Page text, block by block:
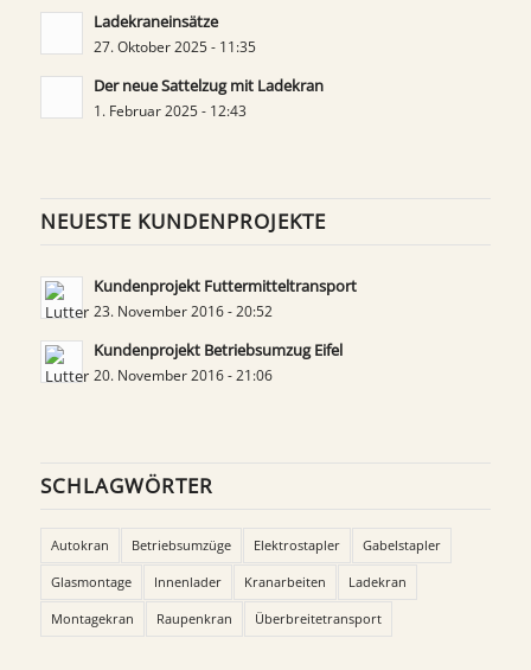
Ladekraneinsätze
27. Oktober 2025 - 11:35
Der neue Sattelzug mit Ladekran
1. Februar 2025 - 12:43
NEUESTE KUNDENPROJEKTE
Kundenprojekt Futtermitteltransport
23. November 2016 - 20:52
Kundenprojekt Betriebsumzug Eifel
20. November 2016 - 21:06
SCHLAGWÖRTER
Autokran Betriebsumzüge Elektrostapler Gabelstapler
Glasmontage Innenlader Kranarbeiten Ladekran
Montagekran Raupenkran Überbreitetransport